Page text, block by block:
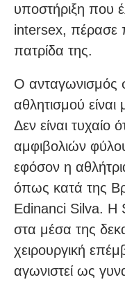
υποστήριξη που
intersex, πέρασε
πατρίδα της.
Ο ανταγωνισμός
αθλητισμού
Δεν είναι τυχαίο
αμφιβολιών
εφόσον η
όπως κατά της
Edinanci Silva. Η
στα μέσα της
χειρουργική
αγωνιστεί ως